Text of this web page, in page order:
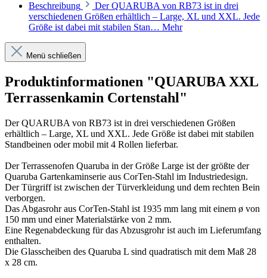
Beschreibung
Der QUARUBA von RB73 ist in drei
verschiedenen Größen erhältlich – Large, XL und XXL. Jede
Größe ist dabei mit stabilen Stan… Mehr
Menü schließen
Produktinformationen "QUARUBA XXL
Terrassenkamin Cortenstahl"
Der QUARUBA von RB73 ist in drei verschiedenen Größen
erhältlich – Large, XL und XXL. Jede Größe ist dabei mit stabilen
Standbeinen oder mobil mit 4 Rollen lieferbar.
Der Terrassenofen Quaruba in der Größe Large ist der größte der
Quaruba Gartenkaminserie aus CorTen-Stahl im Industriedesign.
Der Türgriff ist zwischen der Türverkleidung und dem rechten Bein
verborgen.
Das Abgasrohr aus CorTen-Stahl ist 1935 mm lang mit einem ø von
150 mm und einer Materialstärke von 2 mm.
Eine Regenabdeckung für das Abzusgrohr ist auch im Lieferumfang
enthalten.
Die Glasscheiben des Quaruba L sind quadratisch mit dem Maß 28
x 28 cm.